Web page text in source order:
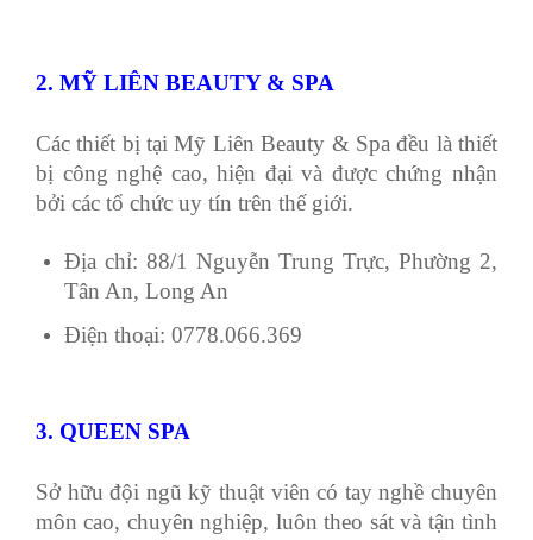
2. MỸ LIÊN BEAUTY & SPA
Các thiết bị tại Mỹ Liên Beauty & Spa đều là thiết
bị công nghệ cao, hiện đại và được chứng nhận
bởi các tổ chức uy tín trên thế giới.
Địa chỉ: 88/1 Nguyễn Trung Trực, Phường 2,
Tân An, Long An
Điện thoại: 0778.066.369
3. QUEEN SPA
Sở hữu đội ngũ kỹ thuật viên có tay nghề chuyên
môn cao, chuyên nghiệp, luôn theo sát và tận tình